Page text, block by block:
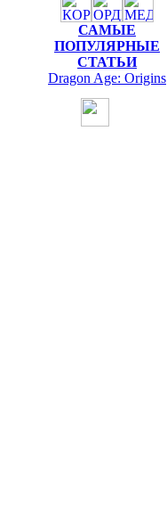
САМЫЕ
ПОПУЛЯРНЫЕ
СТАТЬИ
Dragon Age: Origins